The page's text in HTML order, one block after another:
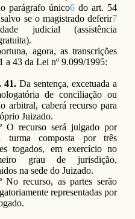
parágrafo único6 do art. 54
se o magistrado deferir7
judicial (assistência
agora, as transcrições
a 43 da Lei nº 9.099/1995:
41. Da sentença, excetuada a
de conciliação ou
arbitral, caberá recurso para
Juizado.
O recurso será julgado por
turma composta por três
togados, em exercício no
grau de jurisdição,
na sede do Juizado.
No recurso, as partes serão
representadas por